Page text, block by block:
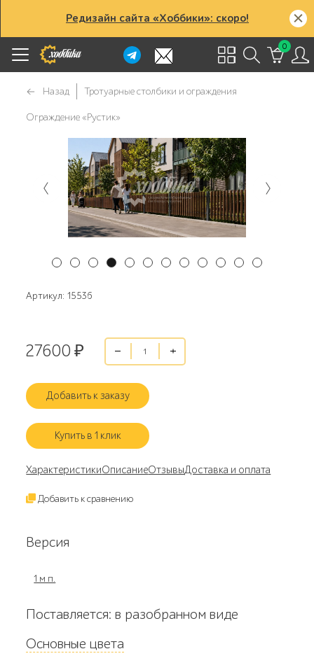
Редизайн сайта «Хоббики»: скоро!
0
Назад Тротуарные столбики и ограждения
Ограждение «Рустик»
Артикул: 15536
27600 ₽
Добавить к заказу
Купить в 1 клик
ХарактеристикиОписаниеОтзывыДоставка и оплата
Добавить к сравнению
Версия
1 м п.
Поставляется: в разобранном виде
Основные цвета